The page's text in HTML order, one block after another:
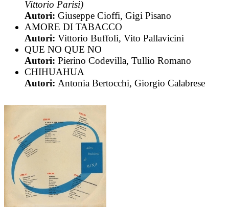
Vittorio Parisi)
Autori: Giuseppe Cioffi, Gigi Pisano
AMORE DI TABACCO
Autori: Vittorio Buffoli, Vito Pallavicini
QUE NO QUE NO
Autori: Pierino Codevilla, Tullio Romano
CHIHUAHUA
Autori: Antonia Bertocchi, Giorgio Calabrese